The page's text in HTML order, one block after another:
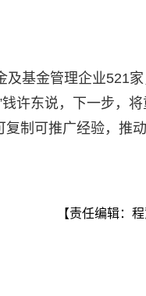
及基金管理企业521
许东说，下一步，将
制可推广经验，推
【责任编辑：程